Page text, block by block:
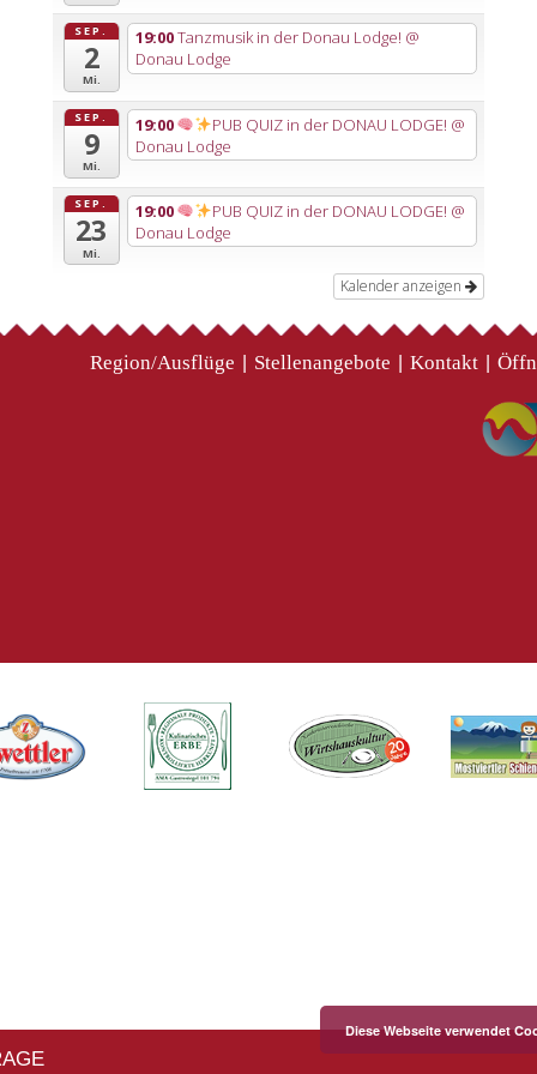
SEP.
2
Mi.
19:00Tanzmusik in der Donau Lodge! @
Donau Lodge
SEP.
9
Mi.
19:00 PUB QUIZ in der DONAU LODGE! @
Donau Lodge
SEP.
23
Mi.
19:00 PUB QUIZ in der DONAU LODGE! @
Donau Lodge
Kalender anzeigen
Region/Ausflüge Stellenangebote Kontakt
Diese Webseite verwendet